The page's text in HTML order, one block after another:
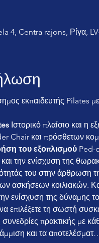
4, Centra rajons, Ρίγα,
εκπαιδευτής Pilates με
Ιστορικό πλαίσιο και η
Chair και πρόσθετων
του εξοπλισμού Ped-
την ενίσχυση της
του στην άρθρωση
ασκήσεων κοιλιακών.
ενίσχυση της δύναμης
επιλέξετε τη σωστή
πρακτικής με
και τα